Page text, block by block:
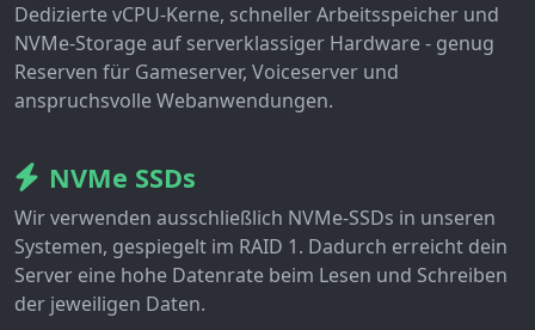
Dedizierte vCPU-Kerne, schneller Arbeitsspeicher und
NVMe-Storage auf serverklassiger Hardware - genug
Reserven für Gameserver, Voiceserver und
anspruchsvolle Webanwendungen.
NVMe SSDs
Wir verwenden ausschließlich NVMe-SSDs in unseren
Systemen, gespiegelt im RAID 1. Dadurch erreicht dein
Server eine hohe Datenrate beim Lesen und Schreiben
der jeweiligen Daten.